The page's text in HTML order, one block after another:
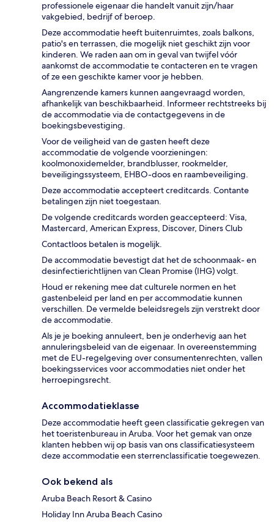
professionele eigenaar die handelt vanuit zijn/haar
vakgebied, bedrijf of beroep.
Deze accommodatie heeft buitenruimtes, zoals balkons,
patio's en terrassen, die mogelijk niet geschikt zijn voor
kinderen. We raden aan om in geval van twijfel vóór
aankomst de accommodatie te contacteren en te vragen
of ze een geschikte kamer voor je hebben.
Aangrenzende kamers kunnen aangevraagd worden,
afhankelijk van beschikbaarheid. Informeer rechtstreeks bij
de accommodatie via de contactgegevens in de
boekingsbevestiging.
Voor de veiligheid van de gasten heeft deze
accommodatie de volgende voorzieningen:
koolmonoxidemelder, brandblusser, rookmelder,
beveiligingssysteem, EHBO-doos en raambeveiliging.
Deze accommodatie accepteert creditcards. Contante
betalingen zijn niet toegestaan.
De volgende creditcards worden geaccepteerd: Visa,
Mastercard, American Express, Discover, Diners Club
Contactloos betalen is mogelijk.
De accommodatie bevestigt dat het de schoonmaak- en
desinfectierichtlijnen van Clean Promise (IHG) volgt.
Houd er rekening mee dat culturele normen en het
gastenbeleid per land en per accommodatie kunnen
verschillen. De vermelde beleidsregels zijn verstrekt door
de accommodatie.
Als je je boeking annuleert, ben je onderhevig aan het
annuleringsbeleid van de eigenaar. In overeenstemming
met de EU-regelgeving over consumentenrechten, vallen
boekingsservices voor accommodaties niet onder het
herroepingsrecht.
Accommodatieklasse
Deze accommodatie heeft geen classificatie gekregen van
het toeristenbureau in Aruba. Voor het gemak van onze
klanten hebben wij op basis van ons classificatiesysteem
deze accommodatie een sterrenclassificatie toegewezen.
Ook bekend als
Aruba Beach Resort & Casino
Holiday Inn Aruba Beach Casino